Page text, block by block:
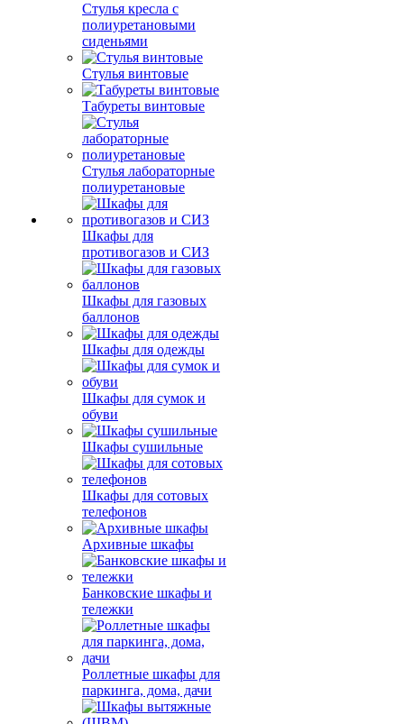
Стулья кресла с
полиуретановыми
сиденьями
Стулья винтовые
Табуреты винтовые
Стулья лабораторные
полиуретановые
Шкафы для
противогазов и СИЗ
Шкафы для газовых
баллонов
Шкафы для одежды
Шкафы для сумок и
обуви
Шкафы сушильные
Шкафы для сотовых
телефонов
Архивные шкафы
Банковские шкафы и
тележки
Роллетные шкафы для
паркинга, дома, дачи